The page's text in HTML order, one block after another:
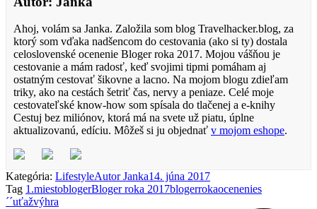
Ahoj, volám sa Janka. Založila som blog Travelhacker.blog, za
ktorý som vďaka nadšencom do cestovania (ako si ty) dostala
celoslovenské ocenenie Bloger roka 2017. Mojou vášňou je
cestovanie a mám radosť, keď svojimi tipmi pomáham aj
ostatným cestovať šikovne a lacno. Na mojom blogu zdieľam
triky, ako na cestách šetriť čas, nervy a peniaze. Celé moje
cestovateľské know-how som spísala do tlačenej a e-knihy
Cestuj bez miliónov, ktorá má na svete už piatu, úplne
aktualizovanú, edíciu. Môžeš si ju objednať v mojom eshope.
Kategória: LifestyleAutorJanka14. júna 2017
Tag 1.miestoblogerBloger roka 2017blogerrokaocenenies
´´uťažvýhra